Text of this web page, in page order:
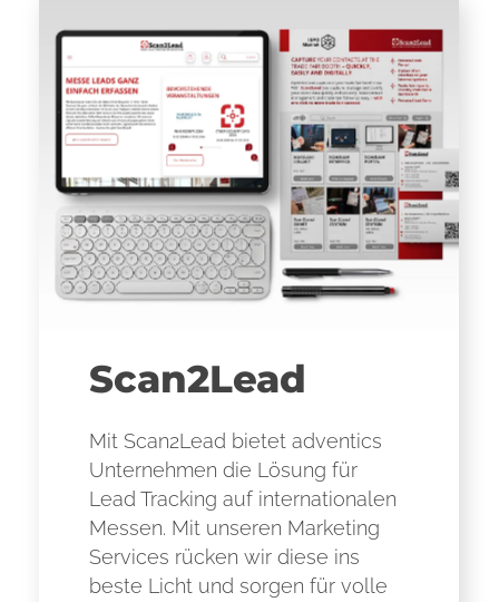
Scan2Lead
Mit Scan2Lead bietet adventics
Unternehmen die Lösung für
Lead Tracking auf internationalen
Messen. Mit unseren Marketing
Services rücken wir diese ins
beste Licht und sorgen für volle